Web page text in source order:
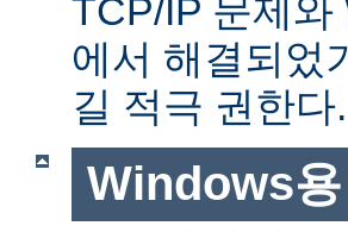
TCP/IP 문제
에서 해결되었
길 적극 권한다.
Windows